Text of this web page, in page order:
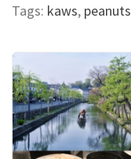
Tags: kaws, peanuts